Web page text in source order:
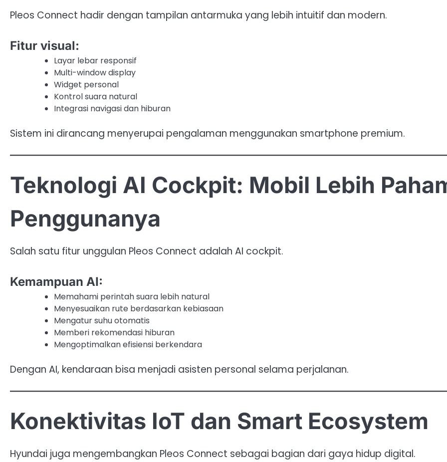
Pleos Connect hadir dengan tampilan antarmuka yang lebih intuitif dan modern.
Fitur visual:
Layar lebar responsif
Multi-window display
Widget personal
Kontrol suara natural
Integrasi navigasi dan hiburan
Sistem ini dirancang menyerupai pengalaman menggunakan smartphone premium.
Teknologi AI Cockpit: Mobil Lebih
Penggunanya
Salah satu fitur unggulan Pleos Connect adalah AI cockpit.
Kemampuan AI:
Memahami perintah suara lebih natural
Menyesuaikan rute berdasarkan kebiasaan
Mengatur suhu otomatis
Memberi rekomendasi hiburan
Mengoptimalkan efisiensi berkendara
Dengan AI, kendaraan bisa menjadi asisten personal selama perjalanan.
Konektivitas IoT dan Smart Ecosystem
Hyundai juga mengembangkan Pleos Connect sebagai bagian dari gaya hidup digital.